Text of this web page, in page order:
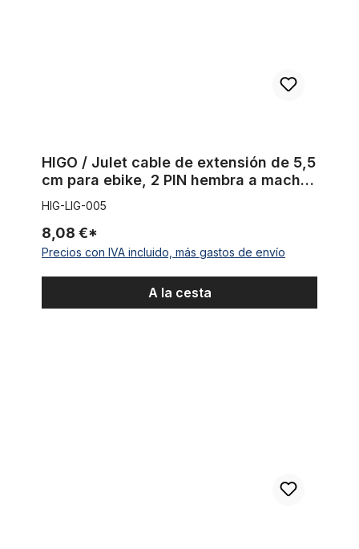
HIGO / Julet cable de extensión de 5,5
cm para ebike, 2 PIN hembra a macho,
rojo
HIG-LIG-005
8,08 €*
Precios con IVA incluido, más gastos de envío
A la cesta